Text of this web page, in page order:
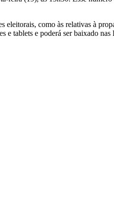
como às relativas à
e tablets e poderá ser baixado